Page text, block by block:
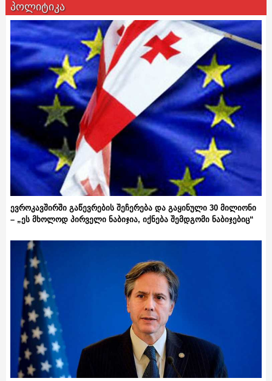
პოლიტიკა
ევროკავშირში გაწევრების შეჩერება და გაყინული 30 მილიონი
– „ეს მხოლოდ პირველი ნაბიჯია, იქნება შემდგომი ნაბიჯებიც“